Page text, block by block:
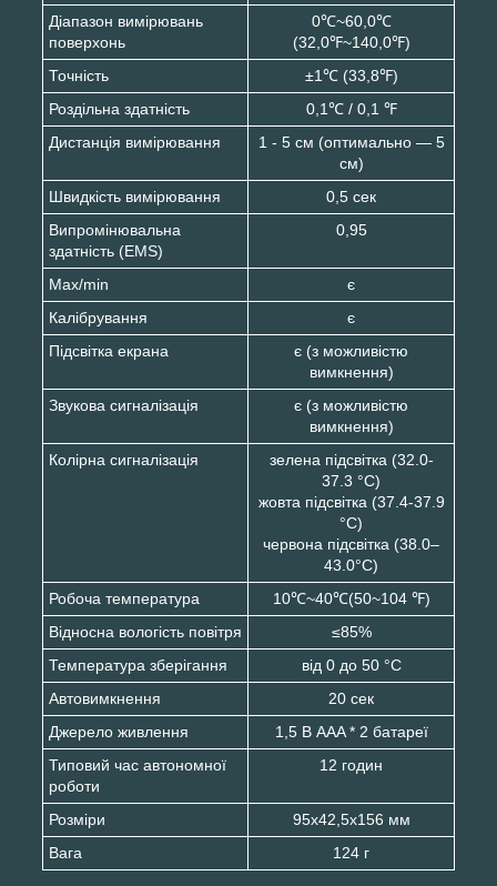
Діапазон вимірювань
поверхонь
0℃~60,0℃
(32,0℉~140,0℉)
Точність
±1℃ (33,8℉)
Роздільна здатність
0,1℃ / 0,1 ℉
Дистанція вимірювання
1 - 5 см (оптимально — 5
см)
Швидкість вимірювання
0,5 сек
Випромінювальна
здатність (EMS)
0,95
Max/min
є
Калібрування
є
Підсвітка екрана
є (з можливістю
вимкнення)
Звукова сигналізація
є (з можливістю
вимкнення)
Колірна сигналізація
зелена підсвітка (32.0-
37.3 °C)
жовта підсвітка (37.4-37.9
°C)
червона підсвітка (38.0–
43.0°C)
Робоча температура
10℃~40℃(50~104 ℉)
Відносна вологість повітря
≤85%
Температура зберігання
від 0 до 50 °C
Автовимкнення
20 сек
Джерело живлення
1,5 В AAA * 2 батареї
Типовий час автономної
роботи
12 годин
Розміри
95х42,5х156 мм
Вага
124 г